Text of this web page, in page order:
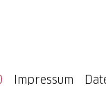
Impressum